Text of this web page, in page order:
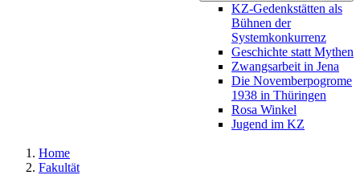
KZ-Gedenkstätten als
Bühnen der
Systemkonkurrenz
Geschichte statt Mythen
Zwangsarbeit in Jena
Die Novemberpogrome
1938 in Thüringen
Rosa Winkel
Jugend im KZ
Home
Fakultät